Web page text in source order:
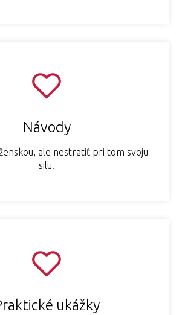
Návody
ale nestratiť pri tom svoju
silu.
ukážky